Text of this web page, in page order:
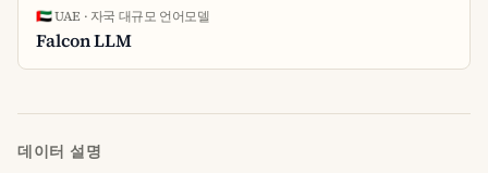
🇦🇪 UAE · 자국 대규모 언어모델
Falcon LLM
데이터 설명